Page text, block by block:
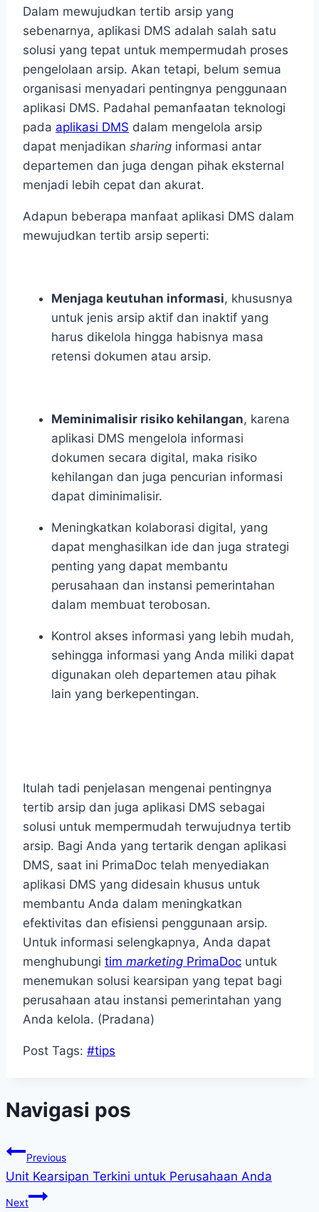
Dalam mewujudkan tertib arsip yang
sebenarnya, aplikasi DMS adalah salah satu
solusi yang tepat untuk mempermudah proses
pengelolaan arsip. Akan tetapi, belum semua
organisasi menyadari pentingnya penggunaan
aplikasi DMS. Padahal pemanfaatan teknologi
pada aplikasi DMS dalam mengelola arsip
dapat menjadikan sharing informasi antar
departemen dan juga dengan pihak eksternal
menjadi lebih cepat dan akurat.
Adapun beberapa manfaat aplikasi DMS dalam
mewujudkan tertib arsip seperti:
Menjaga keutuhan informasi, khususnya
untuk jenis arsip aktif dan inaktif yang
harus dikelola hingga habisnya masa
retensi dokumen atau arsip.
Meminimalisir risiko kehilangan, karena
aplikasi DMS mengelola informasi
dokumen secara digital, maka risiko
kehilangan dan juga pencurian informasi
dapat diminimalisir.
Meningkatkan kolaborasi digital, yang
dapat menghasilkan ide dan juga strategi
penting yang dapat membantu
perusahaan dan instansi pemerintahan
dalam membuat terobosan.
Kontrol akses informasi yang lebih mudah,
sehingga informasi yang Anda miliki dapat
digunakan oleh departemen atau pihak
lain yang berkepentingan.
Itulah tadi penjelasan mengenai pentingnya
tertib arsip dan juga aplikasi DMS sebagai
solusi untuk mempermudah terwujudnya tertib
arsip. Bagi Anda yang tertarik dengan aplikasi
DMS, saat ini PrimaDoc telah menyediakan
aplikasi DMS yang didesain khusus untuk
membantu Anda dalam meningkatkan
efektivitas dan efisiensi penggunaan arsip.
Untuk informasi selengkapnya, Anda dapat
menghubungi tim marketing PrimaDoc untuk
menemukan solusi kearsipan yang tepat bagi
perusahaan atau instansi pemerintahan yang
Anda kelola. (Pradana)
Post Tags: #tips
Navigasi pos
Previous
Unit Kearsipan Terkini untuk Perusahaan Anda
Next